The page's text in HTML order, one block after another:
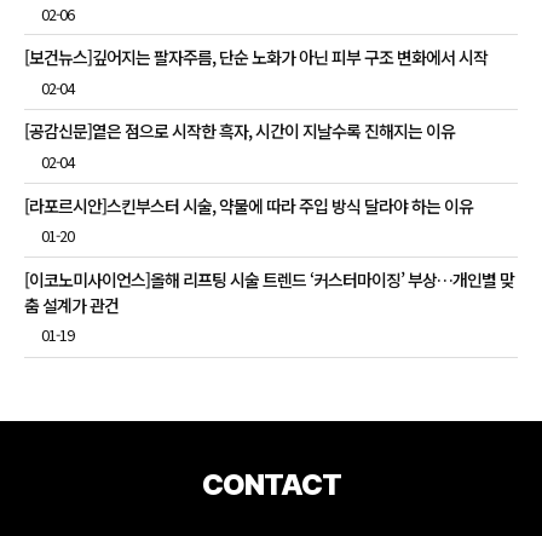
02-06
[보건뉴스]깊어지는 팔자주름, 단순 노화가 아닌 피부 구조 변화에서 시작
02-04
[공감신문]옅은 점으로 시작한 흑자, 시간이 지날수록 진해지는 이유
02-04
[라포르시안]스킨부스터 시술, 약물에 따라 주입 방식 달라야 하는 이유
01-20
[이코노미사이언스]올해 리프팅 시술 트렌드 ‘커스터마이징’ 부상…개인별 맞
춤 설계가 관건
01-19
CONTACT